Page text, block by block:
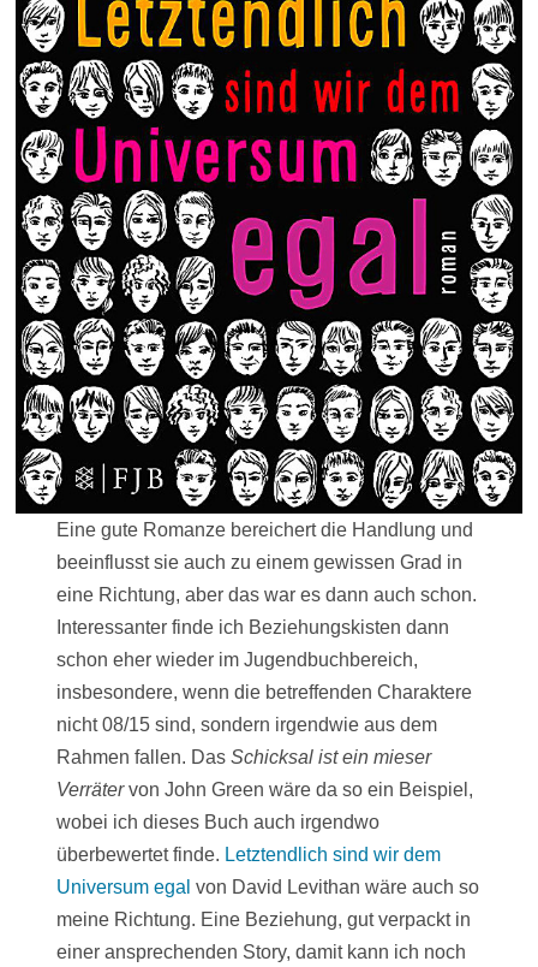
Eine gute Romanze bereichert die Handlung und
beeinflusst sie auch zu einem gewissen Grad in
eine Richtung, aber das war es dann auch schon.
Interessanter finde ich Beziehungskisten dann
schon eher wieder im Jugendbuchbereich,
insbesondere, wenn die betreffenden Charaktere
nicht 08/15 sind, sondern irgendwie aus dem
Rahmen fallen. Das Schicksal ist ein mieser
Verrätervon John Green wäre da so ein Beispiel,
wobei ich dieses Buch auch irgendwo
überbewertet finde. Letztendlich sind wir dem
Universum egal von David Levithan wäre auch so
meine Richtung. Eine Beziehung, gut verpackt in
einer ansprechenden Story, damit kann ich noch